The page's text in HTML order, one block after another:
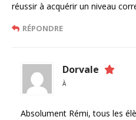
réussir à acquérir un niveau
RÉPONDRE
Dorvale
À
Absolument Rémi, tous les